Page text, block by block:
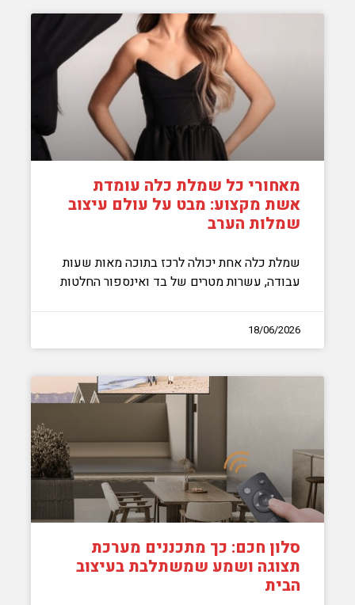
מאחורי כל שמלת כלה עומדת
אשת מקצוע: מבט על עולם עיצוב
שמלות הערב
שמלת כלה אחת יכולה לרכז בתוכה מאות שעות
עבודה, עשרות מטרים של בד ואינספור החלטות
18/06/2026
סלון חכם: כך מתכננים מערכת
תצוגה ושמע שמשתלבת בעיצוב
הבית